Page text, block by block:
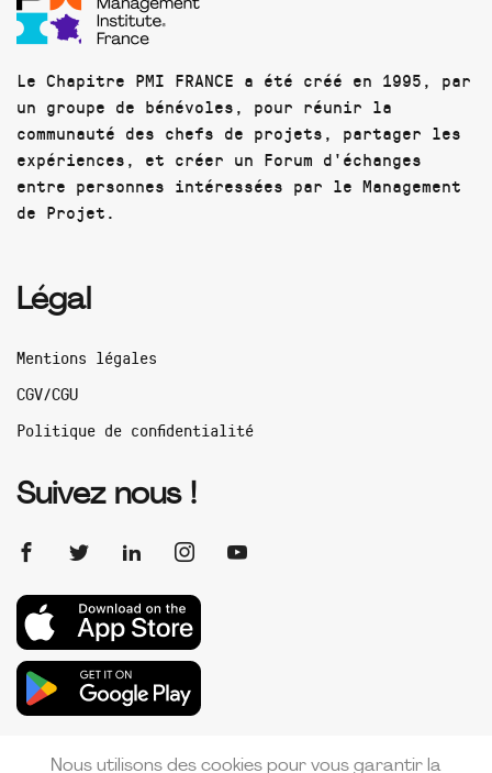
Le Chapitre PMI FRANCE a été créé en 1995, par
un groupe de bénévoles, pour réunir la
communauté des chefs de projets, partager les
expériences, et créer un Forum d'échanges
entre personnes intéressées par le Management
de Projet.
Légal
Mentions légales
CGV/CGU
Politique de confidentialité
Suivez nous !
Nous utilisons des cookies pour vous garantir la